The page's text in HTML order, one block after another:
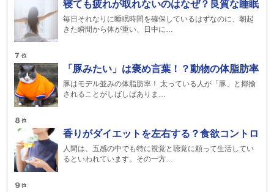
寝ても疲れが取れないのはなぜ？良質な睡眠
毎日それなりに睡眠時間を確保しているはずなのに、朝起
きた瞬間から体が重い、日中に…
「豚みたい」は褒め言葉！？動物の体脂肪率
豚はモデル並みの体脂肪率！ 太っている人が「豚」と揶揄
されることがしばしばありま…
香りがダイエットを左右する？食欲コントロ
人間は、五感の中でも特に視覚と聴覚に頼って生活してい
るといわれています。その一方…